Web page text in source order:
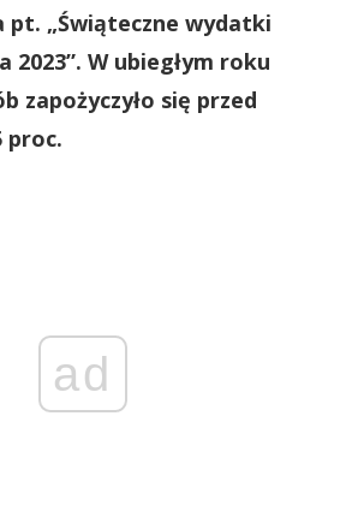
pt. „Świąteczne wydatki
2023”. W ubiegłym roku
zapożyczyło się przed
proc.
ad